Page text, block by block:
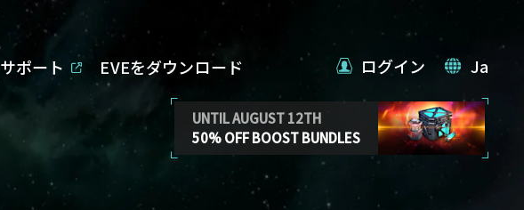
サポート EVEをダウンロード
UNTIL AUGUST 12TH
50% OFF BOOST BUNDLES
ログイン Ja